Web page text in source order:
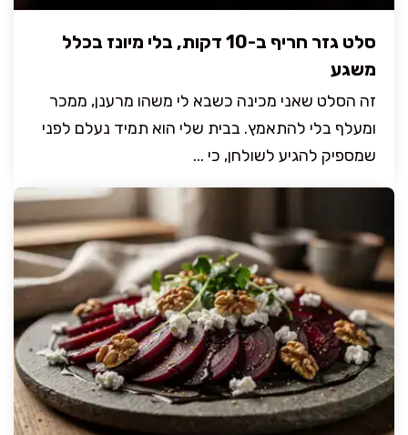
סלט גזר חריף ב-10 דקות, בלי מיונז בכלל
משגע
זה הסלט שאני מכינה כשבא לי משהו מרענן, ממכר
ומעלף בלי להתאמץ. בבית שלי הוא תמיד נעלם לפני
שמספיק להגיע לשולחן, כי ...